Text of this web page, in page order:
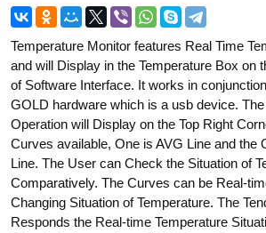
Temperature Monitor features Real Time
and will Display in the Temperature Box on
of Software Interface. It works in
GOLD hardware which is a usb device.
Operation will Display on the Top Right
Curves available, One is AVG Line and the
Line. The User can Check the Situation of
Comparatively. The Curves can be Real-
Changing Situation of Temperature. The
Responds the Real-time Temperature